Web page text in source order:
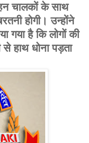
चालकों के साथ
होगी। उन्होंने
गया है कि लोगों की
से हाथ धोना पड़ता